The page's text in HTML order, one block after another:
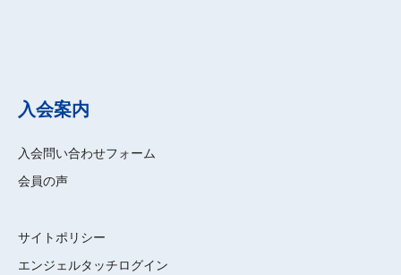
入会案内
入会問い合わせフォーム
会員の声
サイトポリシー
エンジェルタッチログイン